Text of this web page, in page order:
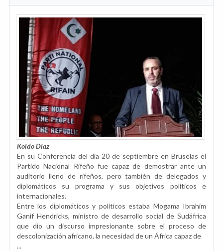
Koldo Díaz
En su Conferencia del dia 20 de septiembre en Bruselas el
Partido Nacional Rifeño fue capaz de demostrar ante un
auditorio lleno de rifeños, pero también de delegados y
diplomáticos su programa y sus objetivos políticos e
internacionales.
Entre los diplomáticos y políticos estaba Mogama Ibrahim
Ganif Hendricks, ministro de desarrollo social de Sudáfrica
que dio un discurso impresionante sobre el proceso de
descolonización africano, la necesidad de un África capaz de
...